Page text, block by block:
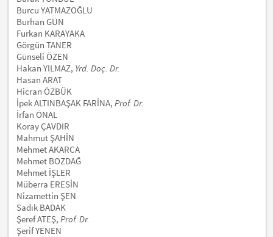
Burcu YATMAZOĞLU
Burhan GÜN
Furkan KARAYAKA
Görgün TANER
Günseli ÖZEN
Hakan YILMAZ, Yrd. Doç. Dr.
Hasan ARAT
Hicran ÖZBÜK
İpek ALTINBAŞAK FARİNA,Prof. Dr.
İrfan ÖNAL
Koray ÇAVDIR
Mahmut ŞAHİN
Mehmet AKARCA
Mehmet BOZDAĞ
Mehmet İŞLER
Müberra ERESİN
Nizamettin ŞEN
Sadık BADAK
Şeref ATEŞ,Prof. Dr.
Şerif YENEN